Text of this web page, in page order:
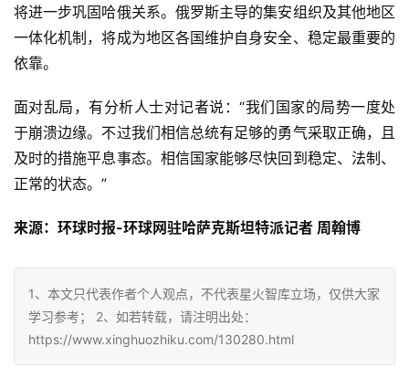
将进一步巩固哈俄关系。俄罗斯主导的集安组织及其他地区
一体化机制，将成为地区各国维护自身安全、稳定最重要的
依靠。
面对乱局，有分析人士对记者说：“我们国家的局势一度处
于崩溃边缘。不过我们相信总统有足够的勇气采取正确，且
及时的措施平息事态。相信国家能够尽快回到稳定、法制、
正常的状态。”
来源：环球时报-环球网驻哈萨克斯坦特派记者 周翰博
1、本文只代表作者个人观点，不代表星火智库立场，仅供大家
学习参考； 2、如若转载，请注明出处：
https://www.xinghuozhiku.com/130280.html